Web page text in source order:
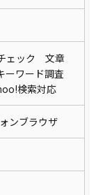
ェック 文章
ーワード調査
検索対応
ンブラウザ